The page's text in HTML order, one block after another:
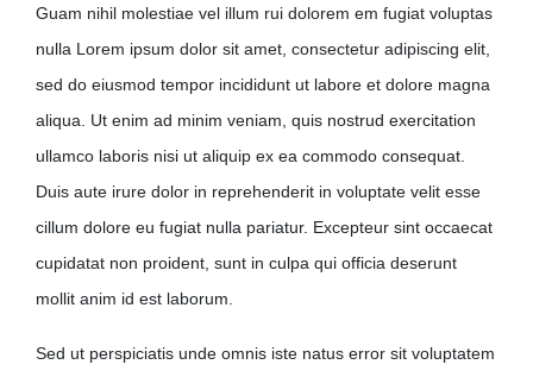
Guam nihil molestiae vel illum rui dolorem em fugiat voluptas
nulla Lorem ipsum dolor sit amet, consectetur adipiscing elit,
sed do eiusmod tempor incididunt ut labore et dolore magna
aliqua. Ut enim ad minim veniam, quis nostrud exercitation
ullamco laboris nisi ut aliquip ex ea commodo consequat.
Duis aute irure dolor in reprehenderit in voluptate velit esse
cillum dolore eu fugiat nulla pariatur. Excepteur sint occaecat
cupidatat non proident, sunt in culpa qui officia deserunt
mollit anim id est laborum.
Sed ut perspiciatis unde omnis iste natus error sit voluptatem